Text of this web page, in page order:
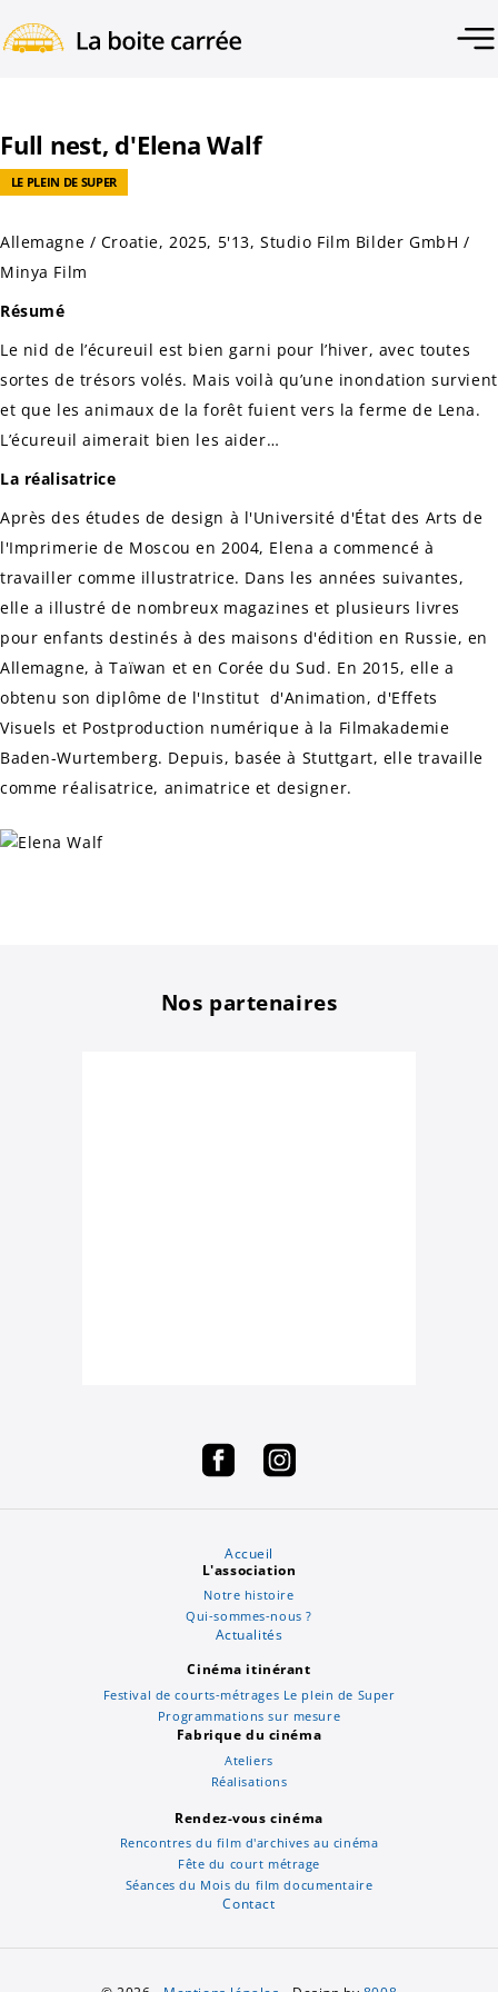
Full nest, d'Elena Walf
LE PLEIN DE SUPER
Allemagne / Croatie, 2025, 5'13, Studio Film Bilder GmbH /
Minya Film
Résumé
Le nid de l’écureuil est bien garni pour l’hiver, avec toutes
sortes de trésors volés. Mais voilà qu’une inondation survient
et que les animaux de la forêt fuient vers la ferme de Lena.
L’écureuil aimerait bien les aider…
La réalisatrice
Après des études de design à l'Université d'État des Arts de
l'Imprimerie de Moscou en 2004, Elena a commencé à
travailler comme illustratrice. Dans les années suivantes,
elle a illustré de nombreux magazines et plusieurs livres
pour enfants destinés à des maisons d'édition en Russie, en
Allemagne, à Taïwan et en Corée du Sud. En 2015, elle a
obtenu son diplôme de l'Institut d'Animation, d'Effets
Visuels et Postproduction numérique à la Filmakademie
Baden-Wurtemberg. Depuis, basée à Stuttgart, elle travaille
comme réalisatrice, animatrice et designer.
Nos partenaires
Accueil
L'association
Notre histoire
Qui-sommes-nous ?
Actualités
Cinéma itinérant
Festival de courts-métrages Le plein de Super
Programmations sur mesure
Fabrique du cinéma
Ateliers
Réalisations
Rendez-vous cinéma
Rencontres du film d'archives au cinéma
Fête du court métrage
Séances du Mois du film documentaire
Contact